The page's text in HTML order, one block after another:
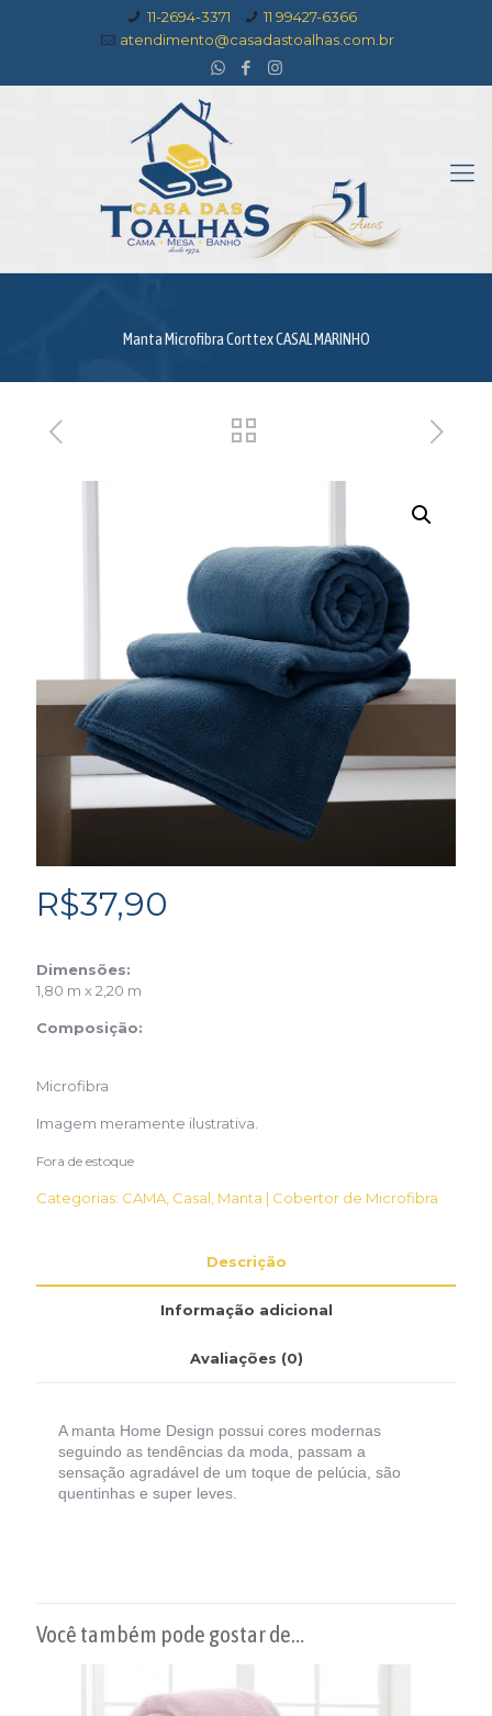
11-2694-3371
11 99427-6366
atendimento@casadastoalhas.com.br
Manta Microfibra Corttex CASAL MARINHO
R$37,90
Dimensões:
1,80 m x 2,20 m
Composição:
Microfibra
Imagem meramente ilustrativa.
Fora de estoque
Categorias: CAMA Casal Manta | Cobertor de Microfibra
Descrição
Informação adicional
Avaliações (0)
A manta Home Design possui cores modernas
seguindo as tendências da moda, passam a
sensação agradável de um toque de pelúcia, são
quentinhas e super leves.
Você também pode gostar de…